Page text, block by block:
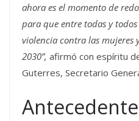
ahora es el momento de
para que entre todas y
violencia contra las mujeres
2030”, afirmó con espíritu
Guterres, Secretario